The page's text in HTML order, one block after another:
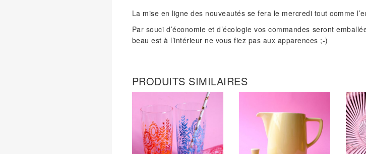
La mise en ligne des nouveautés se fera le mercredi tout comme
Par souci d’économie et d’écologie vos commandes seront
beau est à l’intérieur ne vous fiez pas aux apparences ;-)
PRODUITS SIMILAIRES